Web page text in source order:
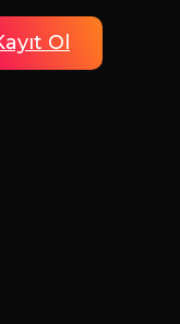
Ol